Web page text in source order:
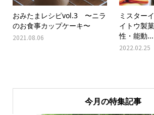
おみたまレシピvol.3 〜ニラ
のお食事カップケーキ〜
2021.08.06
ミスター
イトウ製
性・能動...
2022.02.25
今月の特集記事